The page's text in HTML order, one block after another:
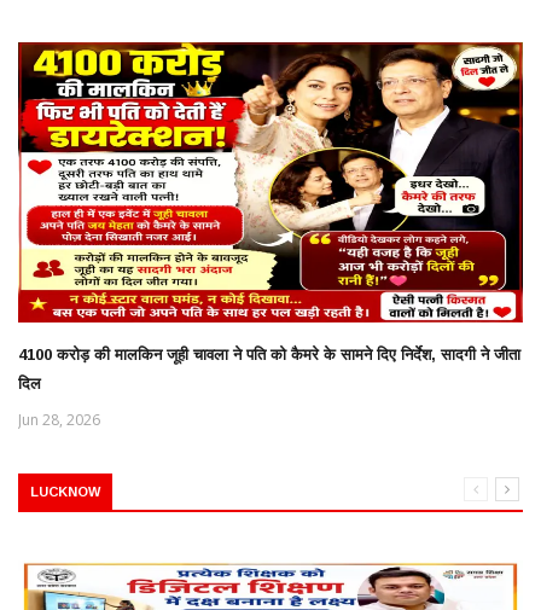
4100 करोड़ की मालकिन जूही चावला ने पति को कैमरे के सामने दिए निर्देश, सादगी ने जीता
दिल
Jun 28, 2026
LUCKNOW